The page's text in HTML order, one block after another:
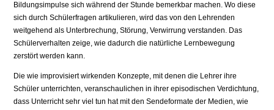
Bildungsimpulse sich während der Stunde bemerkbar machen. Wo diese
sich durch Schüler­fragen artikulieren, wird das von den Lehrenden
weitgehend als Unterbre­chung, Störung, Verwirrung verstanden. Das
Schülerverhalten zeige, wie da­durch die natürliche Lernbewegung
zerstört werden kann.
Die wie improvisiert wirkenden Konzepte, mit denen die Lehrer ihre
Schüler unterrichten, veranschaulichen in ihrer episodischen Verdichtung,
dass Unterricht sehr viel tun hat mit den Sendeformate der Medien, wie